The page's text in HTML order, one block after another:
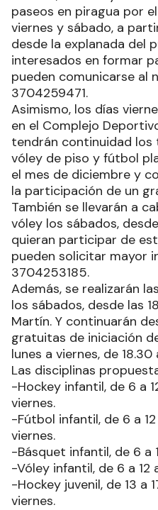
paseos en piragua por
viernes y sábado, a
desde la explanada del
interesados en formar
pueden comunicarse al
3704259471.
Asimismo, los días
en el Complejo
tendrán continuidad los
vóley de piso y fútbol
el mes de diciembre y
la participación de un
También se llevarán a
vóley los sábados,
quieran participar de
pueden solicitar mayor
3704253185.
Además, se realizarán
los sábados, desde las
Martín. Y continuarán
gratuitas de iniciación
lunes a viernes, de 18.30
Las disciplinas
-Hockey infantil, de 6 a
viernes.
-Fútbol infantil, de 6 a
viernes.
-Básquet infantil, de 6 a
-Vóley infantil, de 6 a 12
-Hockey juvenil, de 13 a
viernes.